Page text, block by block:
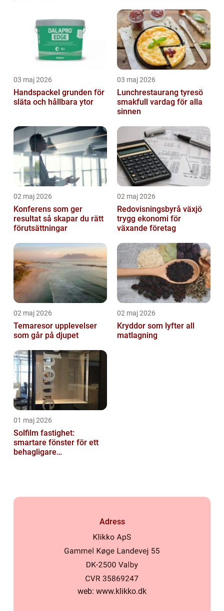
03 maj 2026
Handspackel grunden för
släta och hållbara ytor
03 maj 2026
Lunchrestaurang tyresö
smakfull vardag för alla
sinnen
02 maj 2026
Konferens som ger
resultat så skapar du rätt
förutsättningar
02 maj 2026
Redovisningsbyrå växjö
trygg ekonomi för
växande företag
02 maj 2026
Temaresor upplevelser
som går på djupet
02 maj 2026
Kryddor som lyfter all
matlagning
01 maj 2026
Solfilm fastighet:
smartare fönster för ett
behagligare
Adress
web: www.klikko.dk